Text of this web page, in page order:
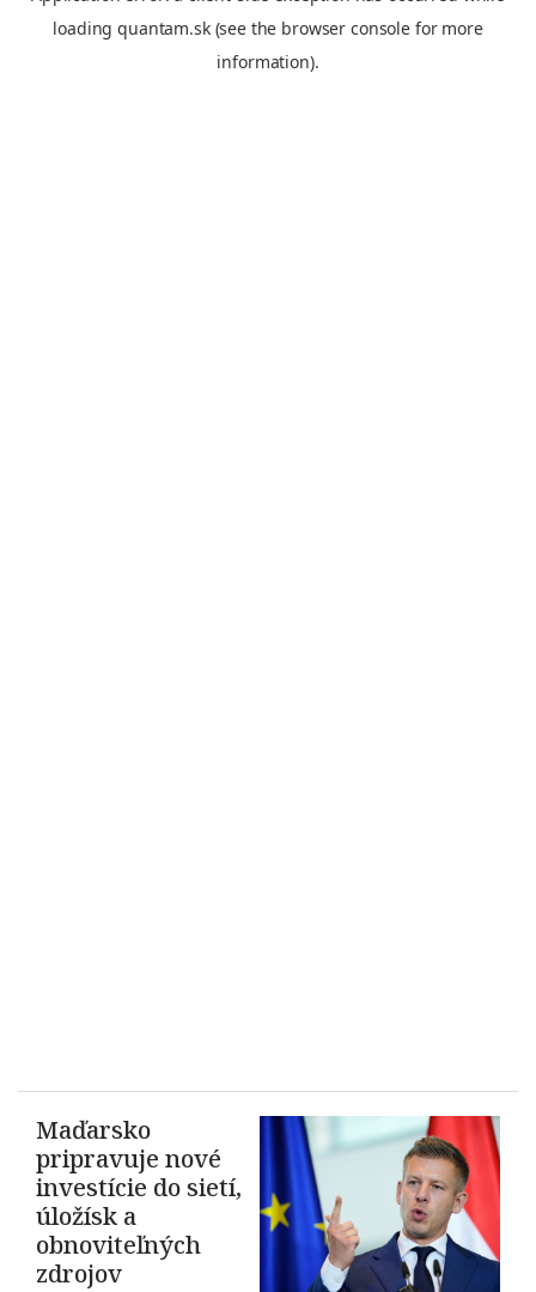
Maďarsko
pripravuje nové
investície do sietí,
úložísk a
obnoviteľných
zdrojov